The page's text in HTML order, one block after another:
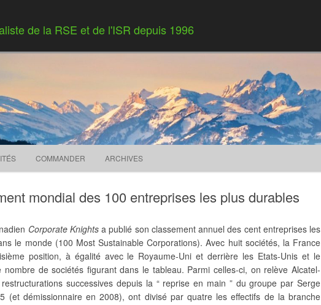
de la RSE et de l'ISR depuis 1996
COMMANDER ARCHIVES
mondial des 100 entreprises les plus durables
Corporate Knightsa publié son classement annuel des cent entreprises les
le monde (100 Most Sustainable Corporations). Avec huit sociétés, la France
position, à égalité avec le Royaume-Uni et derrière les Etats-Unis et le
nombre de sociétés figurant dans le tableau. Parmi celles-ci, on relève Alcatel-
successives depuis la “ reprise en main ” du groupe par Serge
(et démissionnaire en 2008), ont divisé par quatre les effectifs de la branche